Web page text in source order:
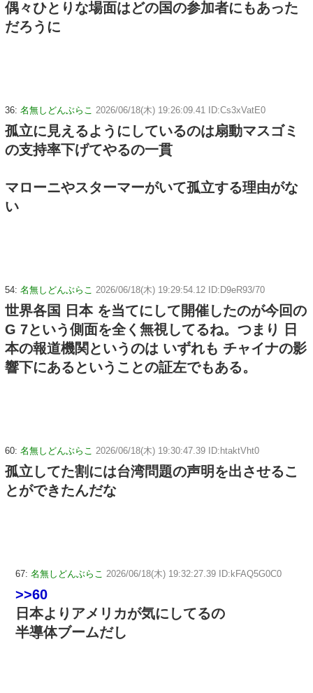
偶々ひとりな場面はどの国の参加者にもあった
だろうに
36: 名無しどんぶらこ 2026/06/18(木) 19:26:09.41 ID:Cs3xVatE0
孤立に見えるようにしているのは扇動マスゴミ
の支持率下げてやるの一貫
マローニやスターマーがいて孤立する理由がな
い
54: 名無しどんぶらこ 2026/06/18(木) 19:29:54.12 ID:D9eR93/70
世界各国 日本 を当てにして開催したのが今回の
G 7という側面を全く無視してるね。つまり 日
本の報道機関というのは いずれも チャイナの影
響下にあるということの証左でもある。
60: 名無しどんぶらこ 2026/06/18(木) 19:30:47.39 ID:htaktVht0
孤立してた割には台湾問題の声明を出させるこ
とができたんだな
67: 名無しどんぶらこ 2026/06/18(木) 19:32:27.39 ID:kFAQ5G0C0
>>60
日本よりアメリカが気にしてるの
半導体ブームだし